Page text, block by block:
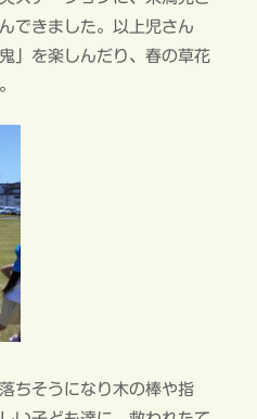
できました。以上児さん
」を楽しんだり、春の草花
ちそうになり木の棒や指